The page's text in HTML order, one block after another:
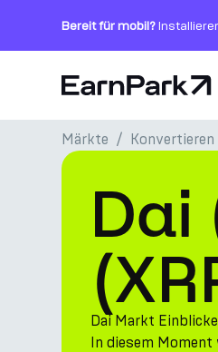
Bereit für mobil?
Startseite
Produkte
Märkte
Rechner
PARK
Märkte Konvertieren
Dai
Dai Markt
In diesem Moment